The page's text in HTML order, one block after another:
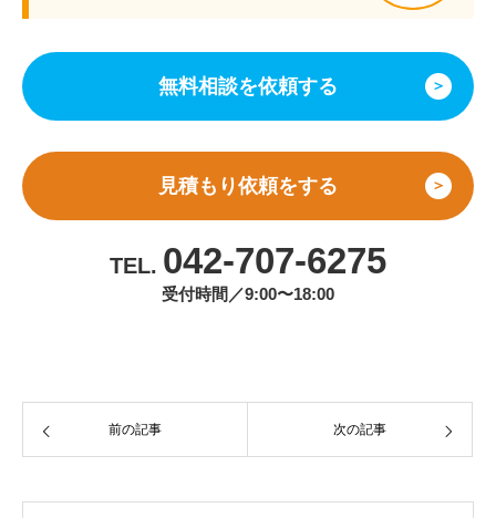
無料相談を依頼する ＞
見積もり依頼をする ＞
TEL. 042-707-6275
受付時間／9:00〜18:00
前の記事 次の記事